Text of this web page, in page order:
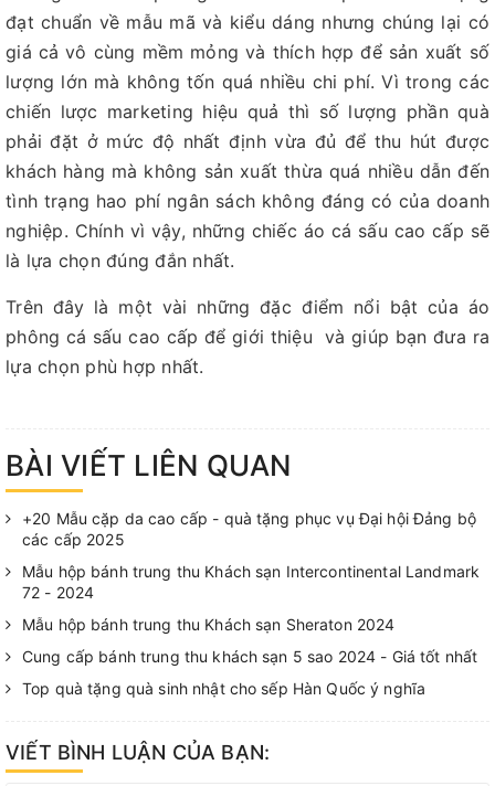
đạt chuẩn về mẫu mã và kiểu dáng nhưng chúng lại có
giá cả vô cùng mềm mỏng và thích hợp để sản xuất số
lượng lớn mà không tốn quá nhiều chi phí. Vì trong các
chiến lược marketing hiệu quả thì số lượng phần quà
phải đặt ở mức độ nhất định vừa đủ để thu hút được
khách hàng mà không sản xuất thừa quá nhiều dẫn đến
tình trạng hao phí ngân sách không đáng có của doanh
nghiệp. Chính vì vậy, những chiếc áo cá sấu cao cấp sẽ
là lựa chọn đúng đắn nhất.
Trên đây là một vài những đặc điểm nổi bật của áo
phông cá sấu cao cấp để giới thiệu và giúp bạn đưa ra
lựa chọn phù hợp nhất.
BÀI VIẾT LIÊN QUAN
+20 Mẫu cặp da cao cấp - quà tặng phục vụ Đại hội Đảng bộ
các cấp 2025
Mẫu hộp bánh trung thu Khách sạn Intercontinental Landmark
72 - 2024
Mẫu hộp bánh trung thu Khách sạn Sheraton 2024
Cung cấp bánh trung thu khách sạn 5 sao 2024 - Giá tốt nhất
Top quà tặng quà sinh nhật cho sếp Hàn Quốc ý nghĩa
VIẾT BÌNH LUẬN CỦA BẠN: